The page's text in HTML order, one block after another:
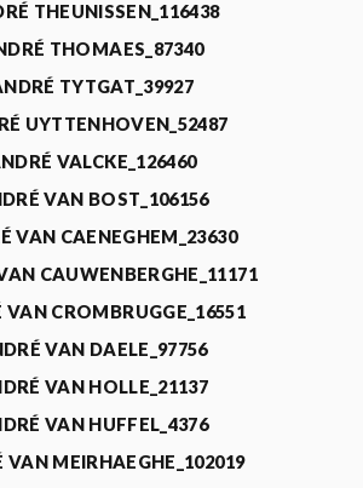
THEUNISSEN_116438
THOMAES_87340
TYTGAT_39927
UYTTENHOVEN_52487
VALCKE_126460
VAN BOST_106156
VAN CAENEGHEM_23630
CAUWENBERGHE_11171
VAN CROMBRUGGE_16551
VAN DAELE_97756
VAN HOLLE_21137
VAN HUFFEL_4376
VAN MEIRHAEGHE_102019